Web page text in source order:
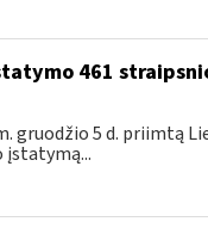
461
gruodžio 5 d. priimtą
įstatymą...